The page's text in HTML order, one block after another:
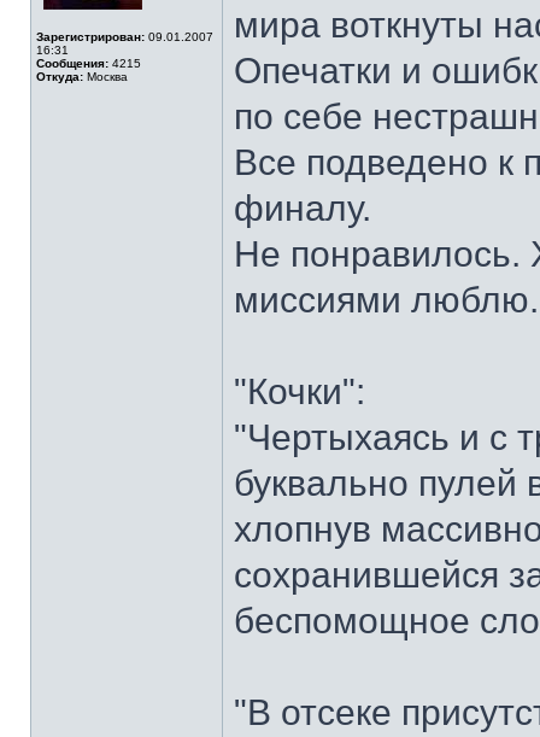
Зарегистрирован: 09.01.2007
16:31
Сообщения: 4215
Откуда: Москва
мира воткнуты
Опечатки и
по себе
Все подведено к
финалу.
Не понравилось.
миссиями люблю.
"Кочки":
"Чертыхаясь и с
буквально пулей
хлопнув
сохранившейся
беспомощное
"В отсеке